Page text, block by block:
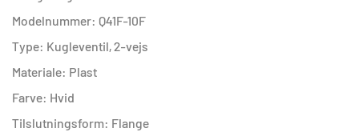
Modelnummer: Q41F-10F
Type: Kugleventil, 2-vejs
Materiale: Plast
Farve: Hvid
Tilslutningsform: Flange